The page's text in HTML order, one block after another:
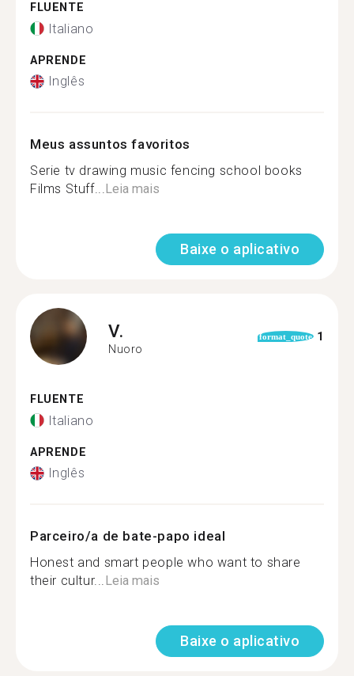
FLUENTE
Italiano
APRENDE
Inglês
Meus assuntos favoritos
Serie tv drawing music fencing school books
Films Stuff...Leia mais
Baixe o aplicativo
V.
Nuoro
format_quote 1
FLUENTE
Italiano
APRENDE
Inglês
Parceiro/a de bate-papo ideal
Honest and smart people who want to share
their cultur...Leia mais
Baixe o aplicativo